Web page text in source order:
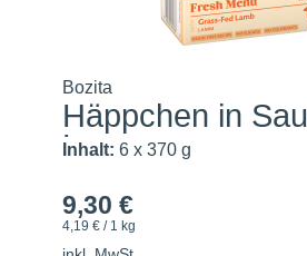
Bozita
Häppchen in
Lamm
Inhalt: 6 x 370 g
9,30 €
4,19 € / 1 kg